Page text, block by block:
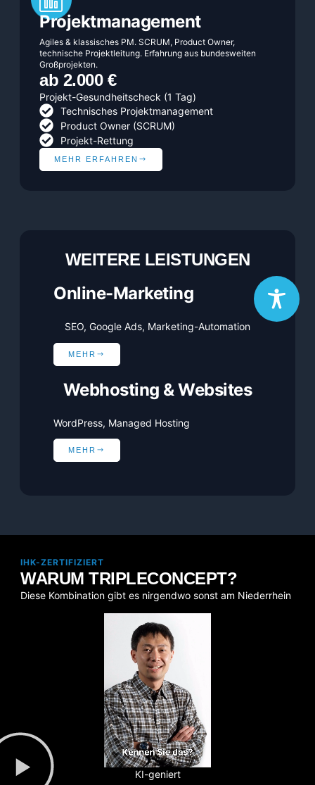
Projektmanagement
Agiles & klassisches PM. SCRUM, Product Owner,
technische Projektleitung. Erfahrung aus bundesweiten
Großprojekten.
ab 2.000 €
Projekt-Gesundheitscheck (1 Tag)
Technisches Projektmanagement
Product Owner (SCRUM)
Projekt-Rettung
MEHR ERFAHREN
WEITERE LEISTUNGEN
Online-Marketing
SEO, Google Ads, Marketing-Automation
MEHR
Webhosting & Websites
WordPress, Managed Hosting
MEHR
IHK-ZERTIFIZIERT
WARUM TRIPLECONCEPT?
Diese Kombination gibt es nirgendwo sonst am Niederrhein
KI-geniert